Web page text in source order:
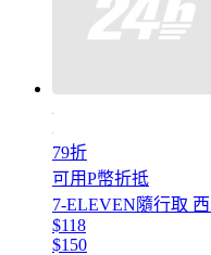
79折
可用P幣折抵
7-ELEVEN隨行取
$118
$150